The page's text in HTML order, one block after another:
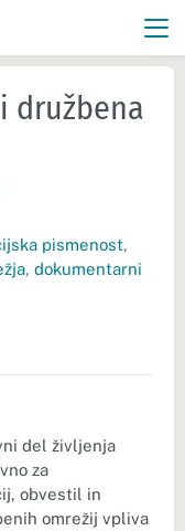
družbena
pismenost,
, dokumentarni
del življenja
za
obvestil in
omrežij vpliva